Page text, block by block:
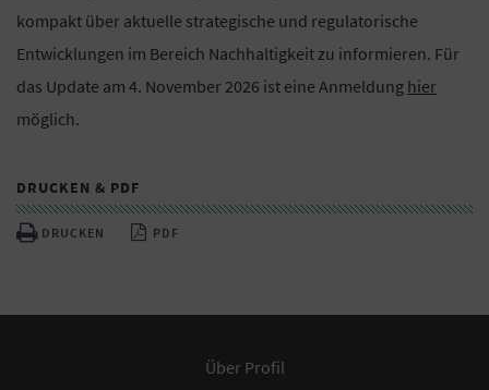
kompakt über aktuelle strategische und regulatorische
Entwicklungen im Bereich Nachhaltigkeit zu informieren. Für
das Update am 4. November 2026 ist eine Anmeldung hier
möglich.
DRUCKEN & PDF
DRUCKEN PDF
Über Profil